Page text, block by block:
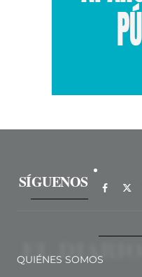
SÍGUENOS
QUIÉNES SOMOS